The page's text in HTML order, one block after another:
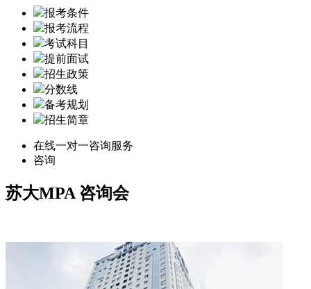
报考条件
报考流程
考试科目
提前面试
招生政策
分数线
备考规划
招生简章
在线一对一咨询服务
咨询
苏大MPA 咨询会